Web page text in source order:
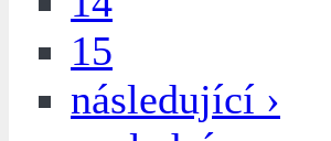
15
následující ›